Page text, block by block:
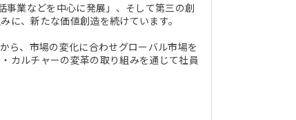
事業などを中心に発展」、そして第三の創
、新たな価値創造を続けています。
ら、市場の変化に合わせグローバル市場を
カルチャーの変革の取り組みを通じて社員